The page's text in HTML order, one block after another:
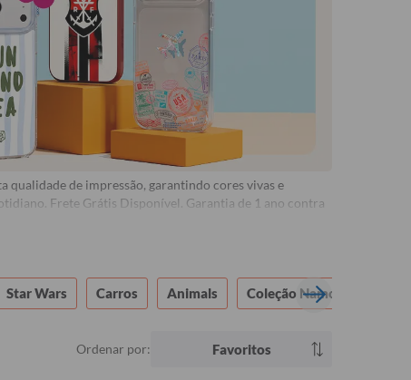
qualidade de impressão, garantindo cores vivas e
Frete Grátis Disponível. Garantia de 1 ano contra
Star Wars Carros Animals Coleção Namorados
Ordenar por: Favoritos